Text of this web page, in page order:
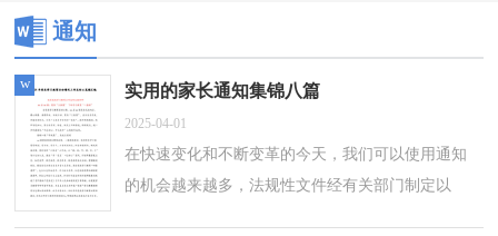
通知
实用的家长通知集锦八篇
2025-04-01
在快速变化和不断变革的今天，我们可以使用通知
的机会越来越多，法规性文件经有关部门制定以
w